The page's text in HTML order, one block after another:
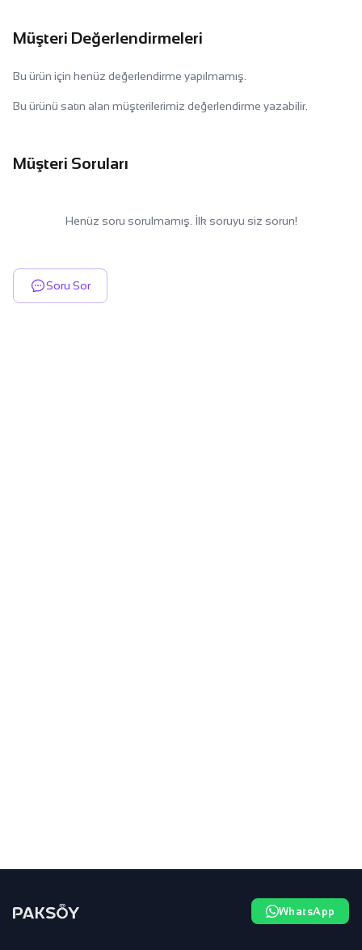
Müşteri Değerlendirmeleri
Bu ürün için henüz değerlendirme yapılmamış.
Bu ürünü satın alan müşterilerimiz değerlendirme yazabilir.
Müşteri Soruları
Henüz soru sorulmamış. İlk soruyu siz sorun!
Soru Sor
WhatsApp